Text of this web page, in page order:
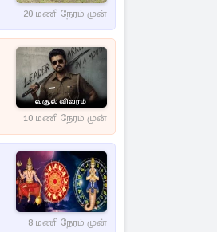
20 மணி நேரம் முன்
10 மணி நேரம் முன்
8 மணி நேரம் முன்